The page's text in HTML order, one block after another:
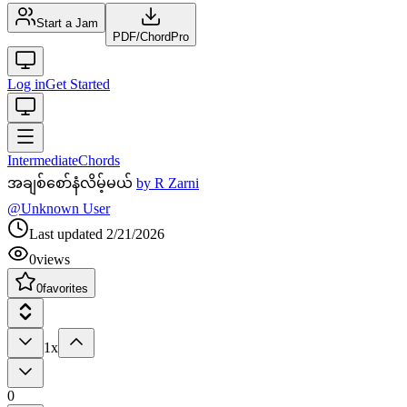
Start a Jam
PDF/ChordPro
Log inGet Started
IntermediateChords
အချစ်စော်နံလိမ့်မယ် by R Zarni
@Unknown User
Last updated 2/21/2026
0views
0favorites
1x
0